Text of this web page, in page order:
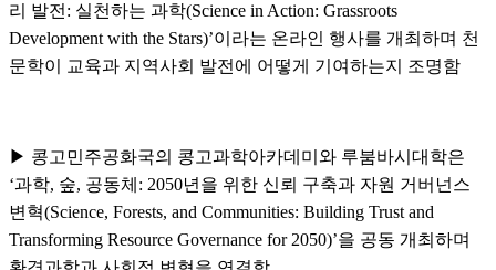
리 발전: 실천하는 과학(Science in Action: Grassroots
Development with the Stars)’이라는 온라인 행사를 개최하며 천
문학이 교육과 지역사회 발전에 어떻게 기여하는지 조명함
▶ 콩고민주공화국의 콩고과학아카데미와 루붐바시대학은
‘과학, 숲, 공동체 : 2050년을 위한 신뢰 구축과 자원 거버넌스
변혁(Science, Forests, and Communities: Building Trust and
Transforming Resource Governance for 2050)’을 공동 개최하며